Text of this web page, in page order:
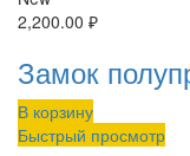
2,200.00 ₽
Замок
В корзину
Быстрый просмотр